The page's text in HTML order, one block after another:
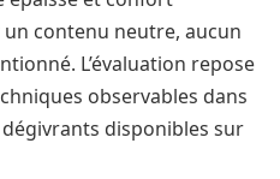
contenu neutre, aucun
L’évaluation repose
observables dans
disponibles sur